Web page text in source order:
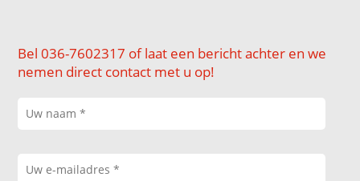
Bel 036-7602317 of laat een bericht achter en we
nemen direct contact met u op!